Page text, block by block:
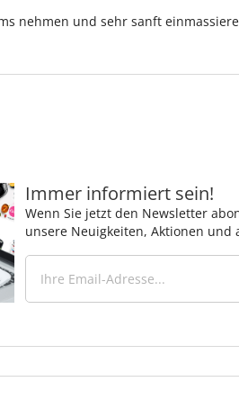
nehmen und sehr sanft
Immer informiert sein!
Wenn Sie jetzt den Newsletter
unsere Neuigkeiten, Aktionen und